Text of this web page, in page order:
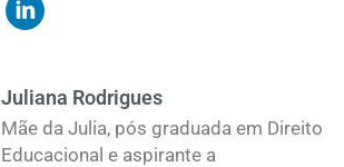
Juliana Rodrigues
Mãe da Julia, pós graduada em Direito
Educacional e aspirante a